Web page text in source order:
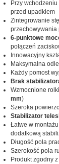
Przy
przed upadkiem
Zintegrowanie
przechowywania
6-punktowe
połączeń
Innowacyjny
Maksymalna
Każdy pomost
Brak
Wzmocnione
mm)
Szeroka
Stabilizator
Łatwe w
dodatkową
Długość pola
Szerokość pola
Produkt zgodny